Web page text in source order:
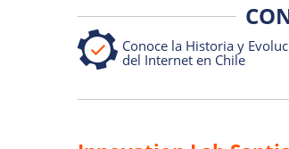
Conoce la Historia y
del Internet en Chile